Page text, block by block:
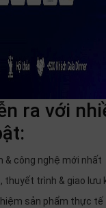
ra với
& công nghệ mới nhất
thuyết trình & giao lưu
sản phẩm thực tế